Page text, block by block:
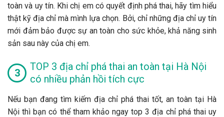
toàn và uy tín. Khi chị em có quyết định phá thai, hãy tìm hiểu
thật kỹ địa chỉ mà mình lựa chọn. Bởi, chỉ những địa chỉ uy tín
mới đảm bảo được sự an toàn cho sức khỏe, khả năng sinh
sản sau này của chị em.
TOP 3 địa chỉ phá thai an toàn tại Hà Nội
có nhiều phản hồi tích cực
Nếu bạn đang tìm kiếm địa chỉ phá thai tốt, an toàn tại Hà
Nội thì bạn có thể tham khảo ngay top 3 địa chỉ phá thai uy